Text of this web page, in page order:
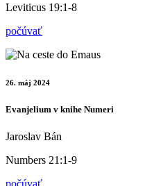
Leviticus 19:1-8
počúvať
26. máj 2024
Evanjelium v knihe Numeri
Jaroslav Bán
Numbers 21:1-9
počúvať